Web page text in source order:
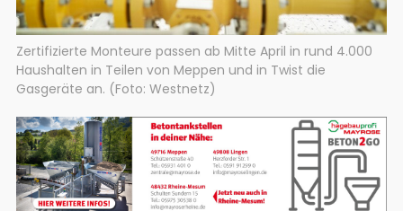
Zertifizierte Monteure passen ab Mitte April in rund 4.000
Haushalten in Teilen von Meppen und in Twist die
Gasgeräte an. (Foto: Westnetz)